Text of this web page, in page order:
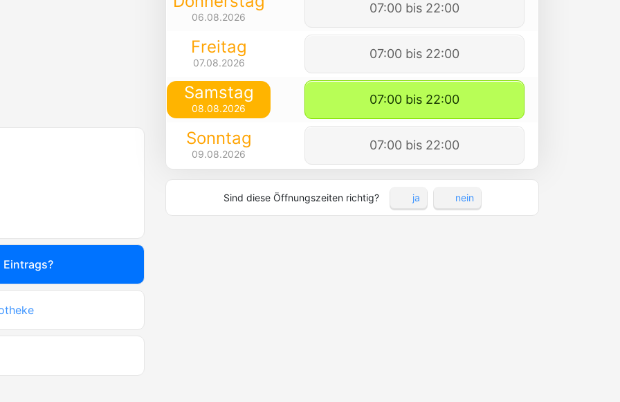
Eintrags?
06.08.2026
07:00 bis 22:00
Freitag
07.08.2026
07:00 bis 22:00
Samstag
08.08.2026
07:00 bis 22:00
Sonntag
09.08.2026
07:00 bis 22:00
Sind diese Öffnungszeiten richtig? ja nein